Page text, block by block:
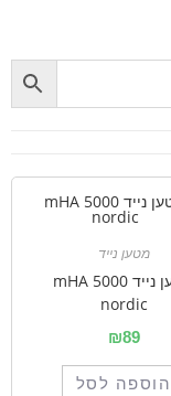
מטען נייד
מטען נייד 5000 mHA
nordic
₪89
הוספה לסל